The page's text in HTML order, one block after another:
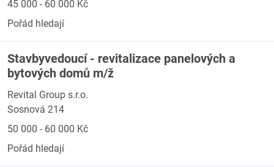
45 000 - 60 000 Kč
Pořád hledají
Stavbyvedoucí - revitalizace panelových a
bytových domů m/ž
Revital Group s.r.o.
Sosnová 214
50 000 - 60 000 Kč
Pořád hledají